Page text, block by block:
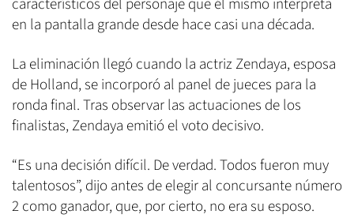
en la pantalla grande desde hace casi una década.
La eliminación llegó cuando la actriz Zendaya, esposa
de Holland, se incorporó al panel de jueces para la
ronda final. Tras observar las actuaciones de los
finalistas, Zendaya emitió el voto decisivo.
“Es una decisión difícil. De verdad. Todos fueron muy
talentosos”, dijo antes de elegir al concursante número
2 como ganador, que, por cierto, no era su esposo.